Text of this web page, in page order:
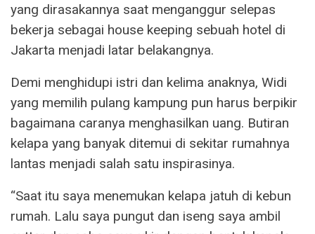
yang dirasakannya saat menganggur selepas
bekerja sebagai house keeping sebuah hotel di
Jakarta menjadi latar belakangnya.
Demi menghidupi istri dan kelima anaknya, Widi
yang memilih pulang kampung pun harus berpikir
bagaimana caranya menghasilkan uang. Butiran
kelapa yang banyak ditemui di sekitar rumahnya
lantas menjadi salah satu inspirasinya.
“Saat itu saya menemukan kelapa jatuh di kebun
rumah. Lalu saya pungut dan iseng saya ambil